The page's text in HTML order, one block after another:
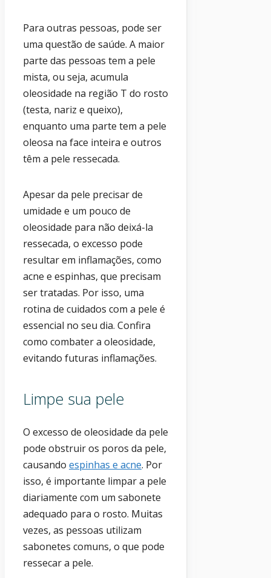
Para outras pessoas, pode ser
uma questão de saúde. A maior
parte das pessoas tem a pele
mista, ou seja, acumula
oleosidade na região T do rosto
(testa, nariz e queixo),
enquanto uma parte tem a pele
oleosa na face inteira e outros
têm a pele ressecada.
Apesar da pele precisar de
umidade e um pouco de
oleosidade para não deixá-la
ressecada, o excesso pode
resultar em inflamações, como
acne e espinhas, que precisam
ser tratadas. Por isso, uma
rotina de cuidados com a pele é
essencial no seu dia. Confira
como combater a oleosidade,
evitando futuras inflamações.
Limpe sua pele
O excesso de oleosidade da pele
pode obstruir os poros da pele,
causando espinhas e acne. Por
isso, é importante limpar a pele
diariamente com um sabonete
adequado para o rosto. Muitas
vezes, as pessoas utilizam
sabonetes comuns, o que pode
ressecar a pele.